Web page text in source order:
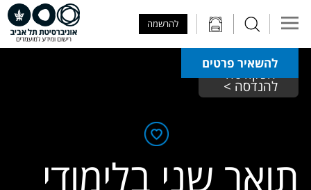
להרשמה
להשאיר פרטים
הפקולטה
להנדסה >
תואר שני בלימודי